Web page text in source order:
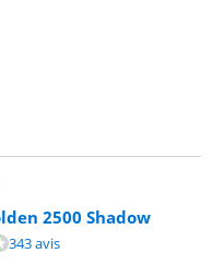
2500 Shadow
avis.
343 avis